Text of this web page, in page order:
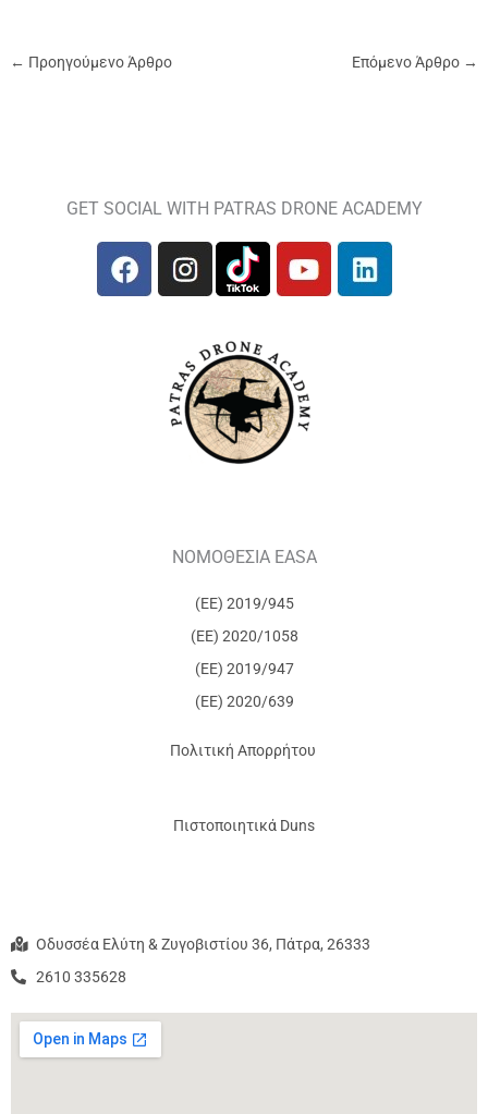
← Προηγούμενο Άρθρο Επόμενο Άρθρο →
GET SOCIAL WITH PATRAS DRONE ACADEMY
ΝΟΜΟΘΕΣΙΑ EASA
(ΕΕ) 2019/945
(ΕΕ) 2020/1058
(ΕΕ) 2019/947
(ΕΕ) 2020/639
Πολιτική Απορρήτου
Πιστοποιητικά Duns
Οδυσσέα Ελύτη & Ζυγοβιστίου 36, Πάτρα, 26333
2610 335628